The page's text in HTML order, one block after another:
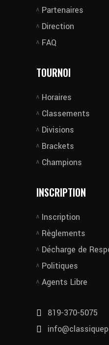
Partenaires
Direction
FAQ
TOURNOI
Horaires
Classements
Divisions
Brackets
Champions
INSCRIPTION
Inscription
Règlements
Décharge de
Politiques
Agents Libre
819-370-5075